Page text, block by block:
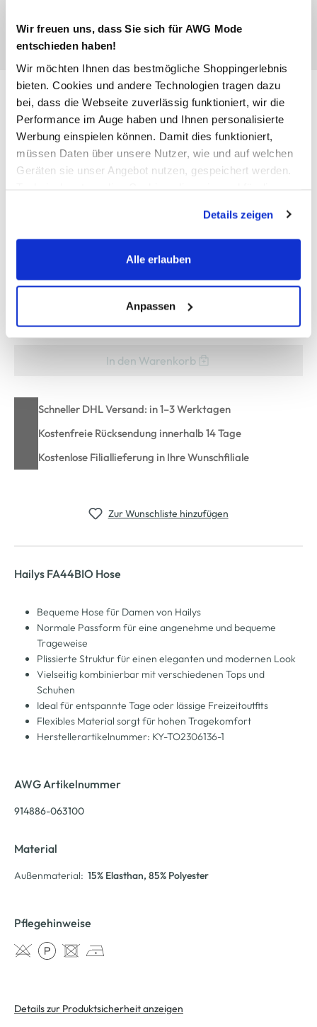
Wir freuen uns, dass Sie sich für AWG Mode
entschieden haben!
Wir möchten Ihnen das bestmögliche Shoppingerlebnis
bieten. Cookies und andere Technologien tragen dazu
bei, dass die Webseite zuverlässig funktioniert, wir die
Performance im Auge haben und Ihnen personalisierte
Werbung einspielen können. Damit dies funktioniert,
müssen Daten über unsere Nutzer, wie und auf welchen
Geräten sie unser Angebot nutzen, gespeichert werden.
werden, werden bei der Nutzung der Webseite auf jeden
Fall gesetzt. Cookies von Drittanbietern für Analyse- oder
Trackingzwecke werden nur dann aktiviert, wenn Sie das
erlauben" bzw. "Alle erlauben" klicken. Mehr dazu
(einschließlich der Möglichkeit, die Einwilligungserklärung
zu ändern oder zu widerrufen) erfahren Sie in unserem
Cookie-Hinweisbzw. derDatenschutzerklärung.
Details zeigen
Alle erlauben
Anpassen
Hailys FA44BIO Hose
14,99 €
Ursprünglicher Preis:19,99 €
Nicht mehr für den Versand verfügbar
In den Warenkorb
Schneller DHL Versand: in 1–3 Werktagen
Kostenfreie Rücksendung innerhalb 14 Tage
Kostenlose Filiallieferung in Ihre Wunschfiliale
Zur Wunschliste hinzufügen
Hailys FA44BIO Hose
Bequeme Hose für Damen von Hailys
Normale Passform für eine angenehme und bequeme
Trageweise
Plissierte Struktur für einen eleganten und modernen Look
Vielseitig kombinierbar mit verschiedenen Tops und
Schuhen
Ideal für entspannte Tage oder lässige Freizeitoutfits
Flexibles Material sorgt für hohen Tragekomfort
Herstellerartikelnummer: KY-TO2306136-1
AWG Artikelnummer
914886-063100
Material
Außenmaterial: 15% Elasthan, 85% Polyester
Pflegehinweise
Details zur Produktsicherheit anzeigen